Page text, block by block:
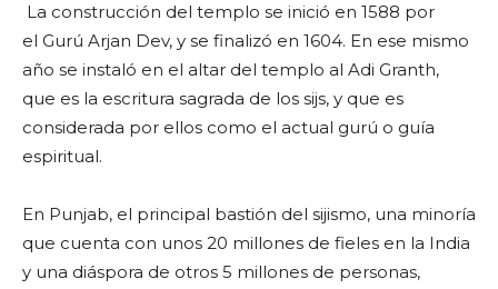
La construcción del templo se inició en 1588 por
el Gurú Arjan Dev, y se finalizó en 1604. En ese mismo
año se instaló en el altar del templo al Adi Granth,
que es la escritura sagrada de los sijs, y que es
considerada por ellos como el actual gurú o guía
espiritual.
En Punjab, el principal bastión del sijismo, una minoría
que cuenta con unos 20 millones de fieles en la India
y una diáspora de otros 5 millones de personas,